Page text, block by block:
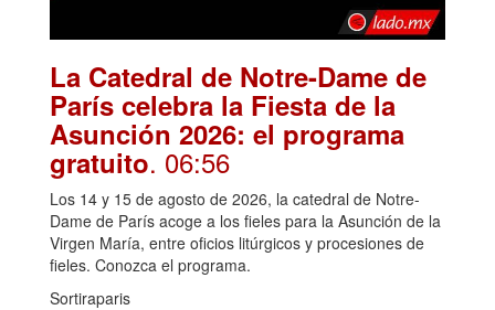
La Catedral de Notre-Dame de
París celebra la Fiesta de la
Asunción 2026: el programa
gratuito. 06:56
Los 14 y 15 de agosto de 2026, la catedral de Notre-
Dame de París acoge a los fieles para la Asunción de la
Virgen María, entre oficios litúrgicos y procesiones de
fieles. Conozca el programa.
Sortiraparis